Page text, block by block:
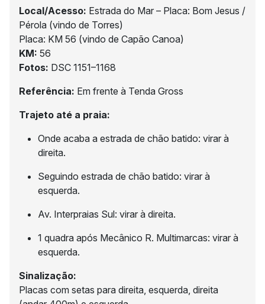
Local/Acesso: Estrada do Mar – Placa: Bom Jesus /
Pérola (vindo de Torres)
Placa: KM 56 (vindo de Capão Canoa)
KM: 56
Fotos: DSC 1151–1168
Referência: Em frente à Tenda Gross
Trajeto até a praia:
Onde acaba a estrada de chão batido: virar à
direita.
Seguindo estrada de chão batido: virar à
esquerda.
Av. Interpraias Sul: virar à direita.
1 quadra após Mecânico R. Multimarcas: virar à
esquerda.
Sinalização:
Placas com setas para direita, esquerda, direita